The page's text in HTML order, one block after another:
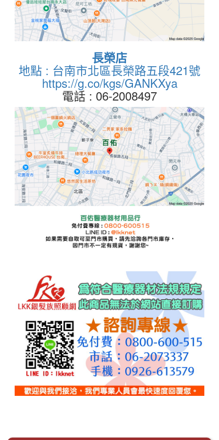
長榮店
地點 : 台南市北區長榮路五段421號
https://g.co/kgs/GANKXya
電話 : 06-2008497